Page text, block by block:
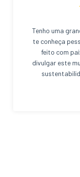
Tenho uma
te conheça
feito com
divulgar este